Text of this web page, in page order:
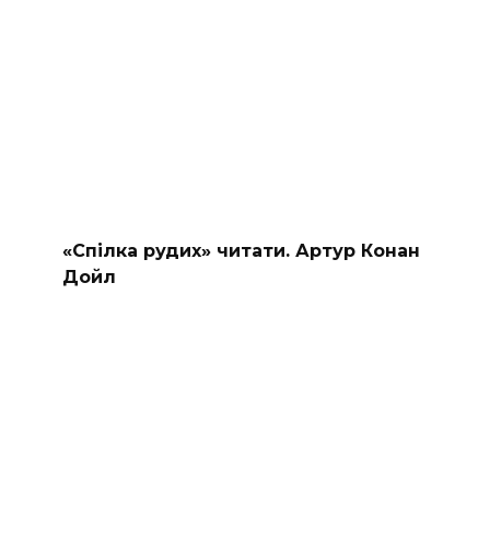
«Спілка рудих» читати. Артур Конан
Дойл